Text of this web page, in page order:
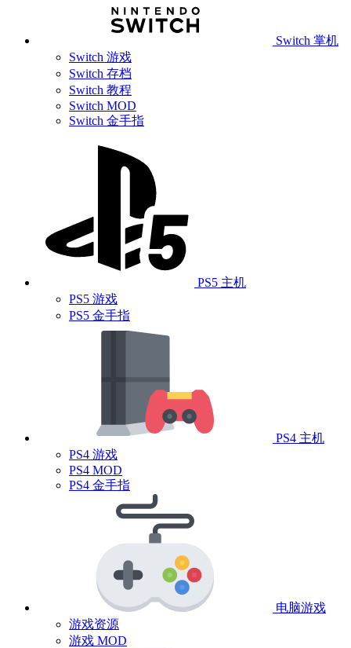
Switch 掌机
Switch 游戏
Switch 存档
Switch 教程
Switch MOD
Switch 金手指
PS5 主机
PS5 游戏
PS5 金手指
PS4 主机
PS4 游戏
PS4 MOD
PS4 金手指
电脑游戏
游戏资源
游戏 MOD